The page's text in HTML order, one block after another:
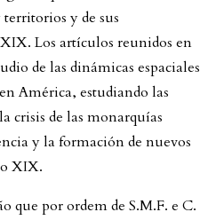
y de sus
Los artículos reunidos en
de las dinámicas espaciales
América, estudiando las
crisis de las monarquías
y la formación de nuevos
XIX.
que por ordem de S.M.F. e C.